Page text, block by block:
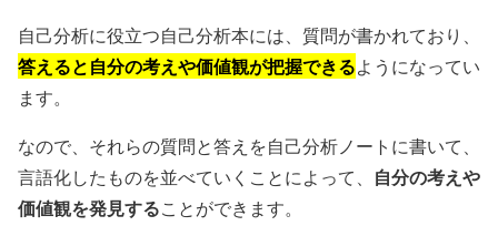
自己分析に役立つ自己分析本には、質問が書かれており、
答えると自分の考えや価値観が把握できるようになってい
ます。
なので、それらの質問と答えを自己分析ノートに書いて、
言語化したものを並べていくことによって、 自分の考えや
価値観を発見することができます。